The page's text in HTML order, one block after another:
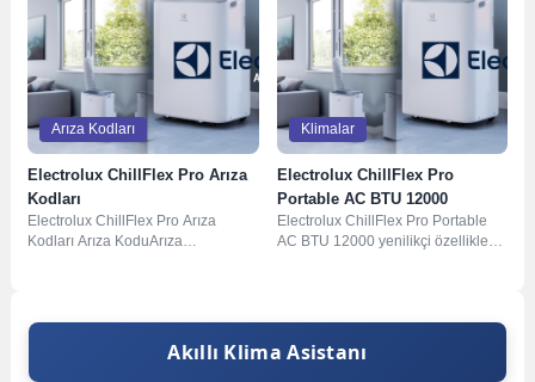
Arıza Kodları
Electrolux ChillFlex Pro Arıza
Kodları
Electrolux ChillFlex Pro Arıza
Kodları Arıza KoduArıza
Klimalar
Electrolux ChillFlex Pro
Portable AC BTU 12000
Electrolux ChillFlex Pro Portable
AC BTU 12000 yenilikçi özellikleri
Akıllı Klima Asistanı